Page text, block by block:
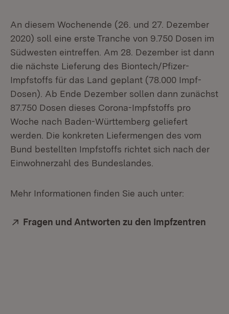
An diesem Wochenende (26. und 27. Dezember
2020) soll eine erste Tranche von 9.750 Dosen im
Südwesten eintreffen. Am 28. Dezember ist dann
die nächste Lieferung des Biontech/Pfizer-
Impfstoffs für das Land geplant (78.000 Impf-
Dosen). Ab Ende Dezember sollen dann zunächst
87.750 Dosen dieses Corona-Impfstoffs pro
Woche nach Baden-Württemberg geliefert
werden. Die konkreten Liefermengen des vom
Bund bestellten Impfstoffs richtet sich nach der
Einwohnerzahl des Bundeslandes.
Mehr Informationen finden Sie auch unter:
Extern:
Fragen und Antworten zu den Impfzentren